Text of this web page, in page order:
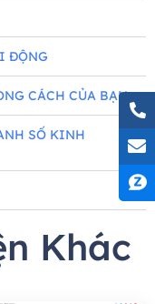
ĐỘNG
CÁCH CỦA BẠN
SỐ KINH
Khác